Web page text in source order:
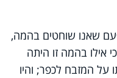
שאנו שוחטים בהמה,
אילו בהמה זו היתה
על המזבח לכפר; והיו